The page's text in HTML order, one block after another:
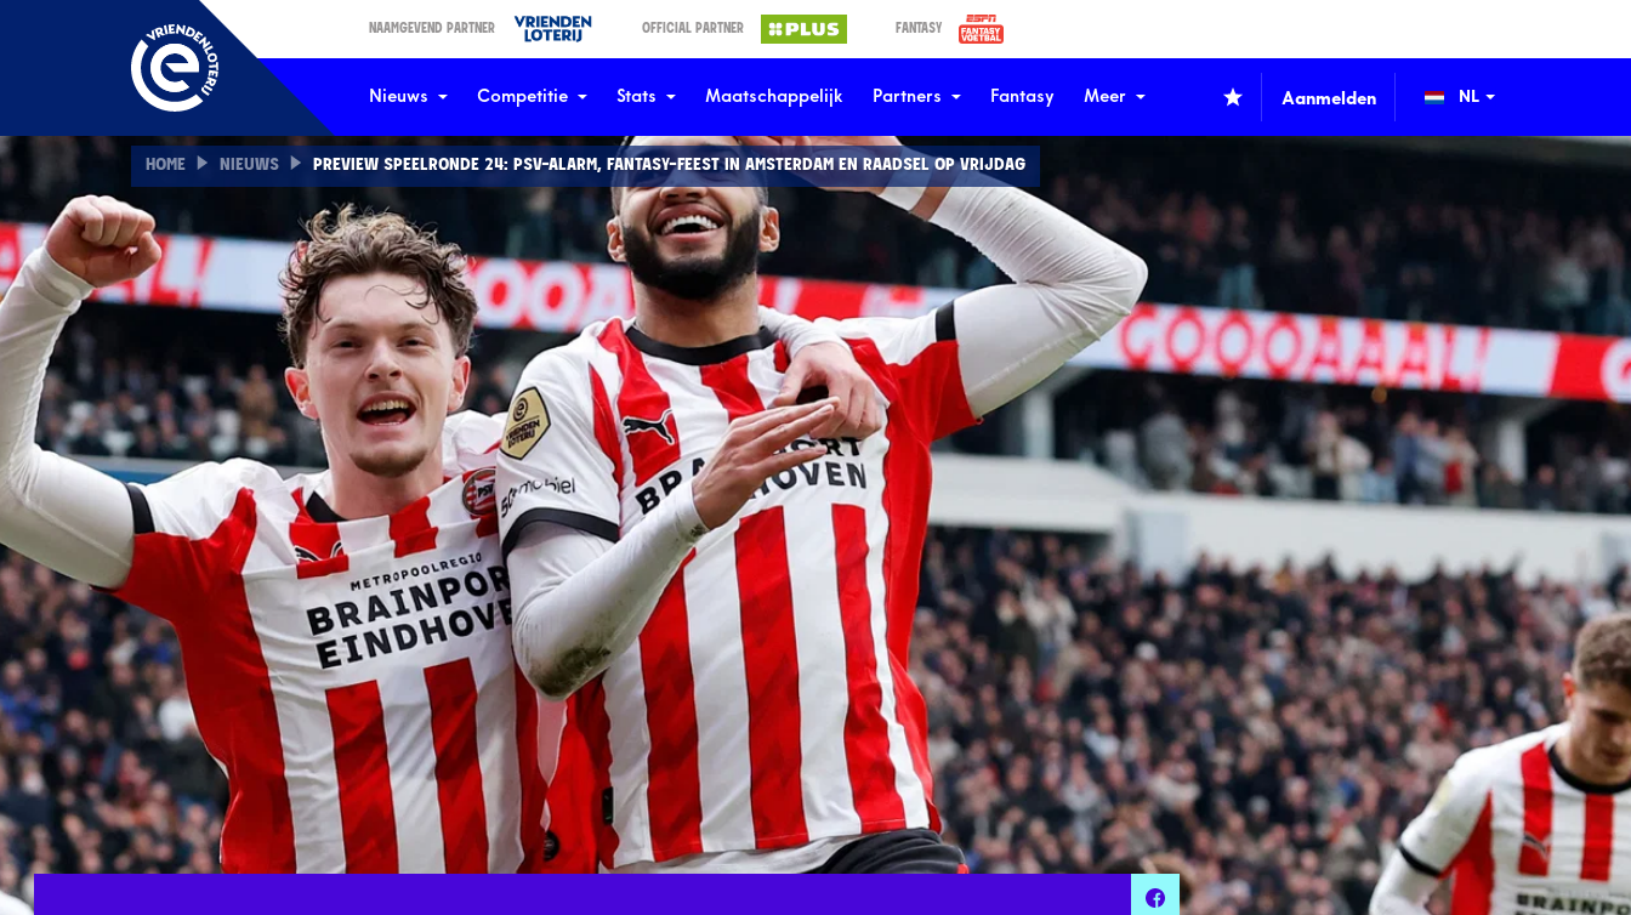
NAAMGEVEND PARTNER OFFICIAL PARTNER FANTASY
Nieuws Competitie Stats Maatschappelijk Partners Fantasy Meer Aanmelden
HOME NIEUWS PREVIEW SPEELRONDE 24: PSV-ALARM, FANTASY-FEEST IN AMSTERDAM EN RAADSEL OP VRIJDAG